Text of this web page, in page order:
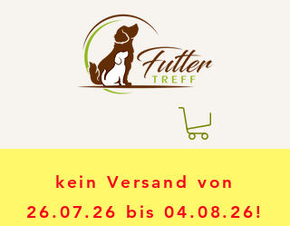
kein Versand von
26.07.26 bis 04.08.26!